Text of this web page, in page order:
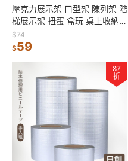
壓克力展示架 ㄇ型架 陳列架 階
梯展示架 扭蛋 盒玩 桌上收納
公仔展示架 香水收納 階梯架
$74
$59
87
折